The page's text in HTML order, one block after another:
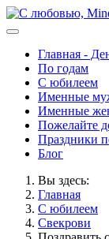
Главная -
По годам
С юбилеем
Именные
Именные
Пожелайте
Праздники
Блог
Вы здесь:
Главная
С юбилеем
Свекрови